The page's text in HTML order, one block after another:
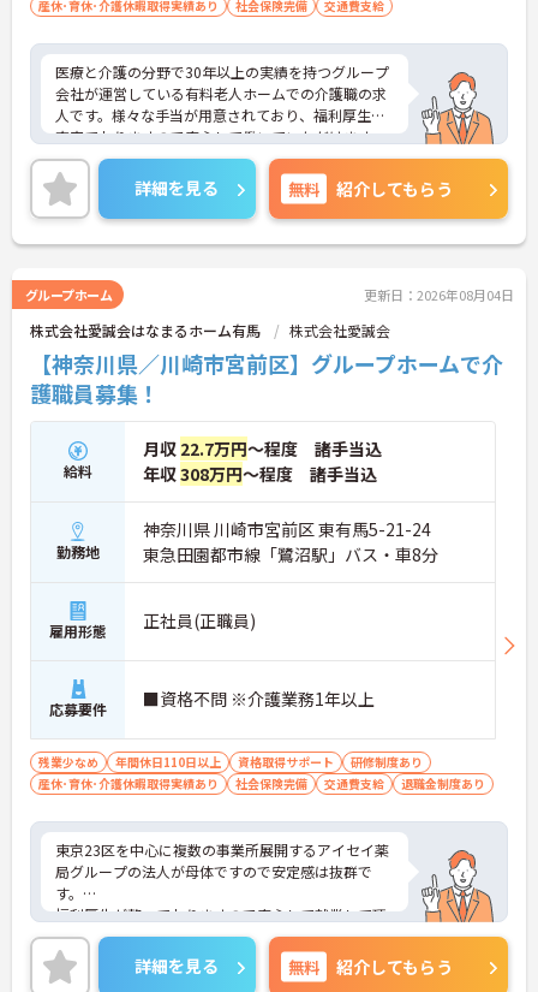
産休･育休･介護休暇取得実績あり 社会保険完備 交通費支給
医療と介護の分野で30年以上の実績を持つグループ
会社が運営している有料老人ホームでの介護職の求
人です。様々な手当が用意されており、福利厚生も
充実ておりますので安心して働いていただけます。
未経験の方、新卒の方、プランクがある方、無資格
でも実務経験が3年以上ある方は応募可能です。ご興
味を持たれた方は是非お気軽にお問い合わせ下さ
い。
詳細を見る 無料 紹介してもらう
グループホーム 更新日：2026年08月04日
株式会社愛誠会はなまるホーム有馬 株式会社愛誠会
【神奈川県／川崎市宮前区】グループホームで介
護職員募集！
給料
月収 22.7万円～程度 諸手当込
年収308万円～程度 諸手当込
勤務地
神奈川県 川崎市宮前区 東有馬5-21-24
東急田園都市線「鷺沼駅」バス・車8分
雇用形態 正社員(正職員)
応募要件 ■資格不問 ※介護業務1年以上
残業少なめ 年間休日110日以上 資格取得サポート
研修制度あり
産休･育休･介護休暇取得実績あり
社会保険完備 交通費支給 退職金制度あり
東京23区を中心に複数の事業所展開するアイセイ薬
局グループの法人が母体ですので安定感は抜群で
す。
福利厚生が整っておりますので安心して就業して頂
けます。
ご興味のある方はぜひお気軽にお問い合わせくださ
い。
詳細を見る 無料 紹介してもらう